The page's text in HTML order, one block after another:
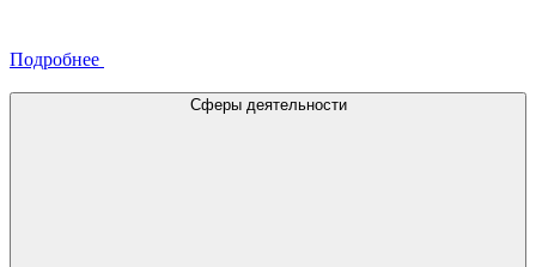
Подробнее
Сферы деятельности